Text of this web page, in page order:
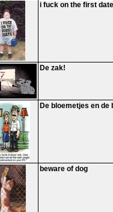
i fuck on the first date
De zak!
De bloemetjes en de
beware of dog